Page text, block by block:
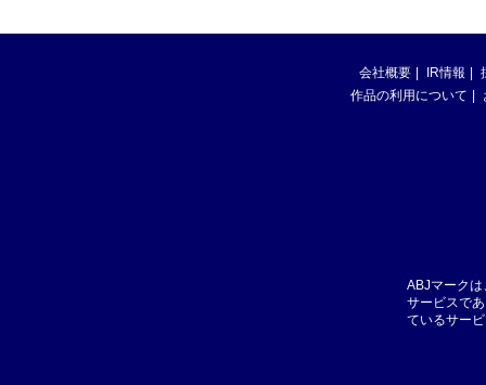
会社概要 IR情報
作品の利用について
ABJマーク
サービスで
ているサー